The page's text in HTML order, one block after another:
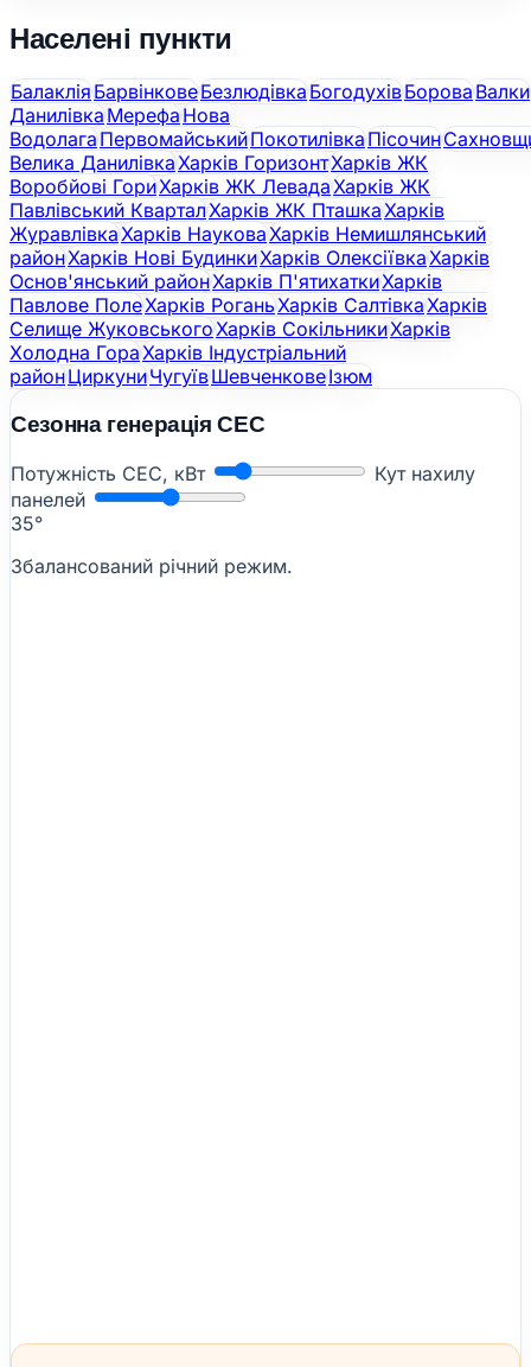
Населені пункти
БалакліяБарвінковеБезлюдівкаБогодухівБороваВалки
ДанилівкаМерефаНова
ВодолагаПервомайськийПокотилівкаПісочин
Велика ДанилівкаХарків ГоризонтХарків ЖК
Воробйові ГориХарків ЖК ЛевадаХарків ЖК
Павлівський КварталХарків ЖК ПташкаХарків
ЖуравлівкаХарків НауковаХарків Немишлянський
районХарків Нові БудинкиХарків ОлексіївкаХарків
Основ'янський районХарків П'ятихаткиХарків
Павлове ПолеХарків РоганьХарків СалтівкаХарків
Селище ЖуковськогоХарків СокільникиХарків
Холодна ГораХарків Індустріальний
районЦиркуниЧугуївШевченковеІзюм
Сезонна генерація СЕС
Потужність СЕС, кВт
Кут нахилу
панелей
35°
Збалансований річний режим.